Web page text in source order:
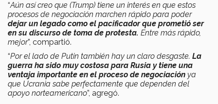
“Aún así creo que (Trump) tiene un interés en que estos
procesos de negociación marchen rápido para poder
dejar un legado como el pacificador que prometió ser
en su discurso de toma de protesta. Entre más rápido,
mejor”, compartió.
“Por el lado de Putin también hay un claro desgaste. La
guerra ha sido muy costosa para Rusia y tiene una
ventaja importante en el proceso de negociación ya
que Ucrania sabe perfectamente que dependen del
apoyo norteamericano”, agregó.